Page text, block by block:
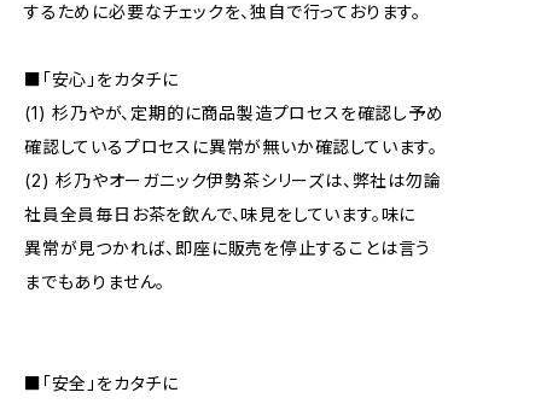
するために必要なチェックを、独自で行っております。
■「安心」をカタチに
(1) 杉乃やが、定期的に商品製造プロセスを確認し予め
確認しているプロセスに異常が無いか確認しています。
(2) 杉乃やオーガニック伊勢茶シリーズは、弊社は勿論
社員全員毎日お茶を飲んで、味見をしています。味に
異常が見つかれば、即座に販売を停止することは言う
までもありません。
■「安全」をカタチに